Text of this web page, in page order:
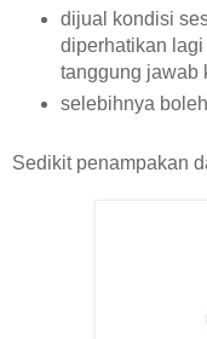
dijual kondisi
diperhatikan
tanggung jawab
selebihnya
Sedikit penampakan